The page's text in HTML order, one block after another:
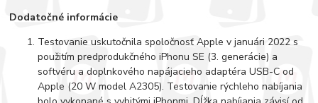
Dodatočné informácie
Testovanie uskutočnila spoločnosť Apple v januári 2022 s
použitím predprodukčného iPhonu SE (3. generácie) a
softvéru a doplnkového napájacieho adaptéra USB-C od
Apple (20 W model A2305). Testovanie rýchleho nabíjania